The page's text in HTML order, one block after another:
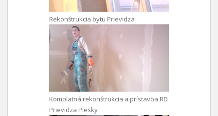
Rekonštrukcia bytu Prievidza
Komplatná rekonštrukcia a prístavba RD
Prievidza Piesky